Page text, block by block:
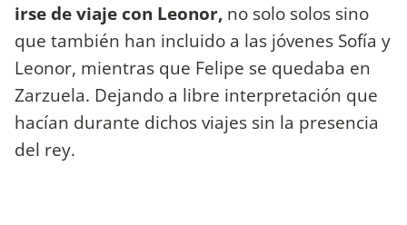
irse de viaje con Leonor, no solo solos sino
que también han incluido a las jóvenes Sofía y
Leonor, mientras que Felipe se quedaba en
Zarzuela. Dejando a libre interpretación que
hacían durante dichos viajes sin la presencia
del rey.